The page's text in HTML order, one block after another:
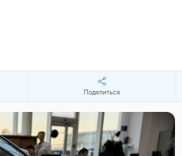
Поделиться